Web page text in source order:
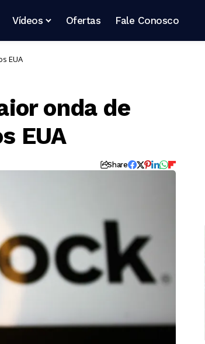
Vídeos Ofertas Fale Conosco
EUA
onda de
EUA
Share